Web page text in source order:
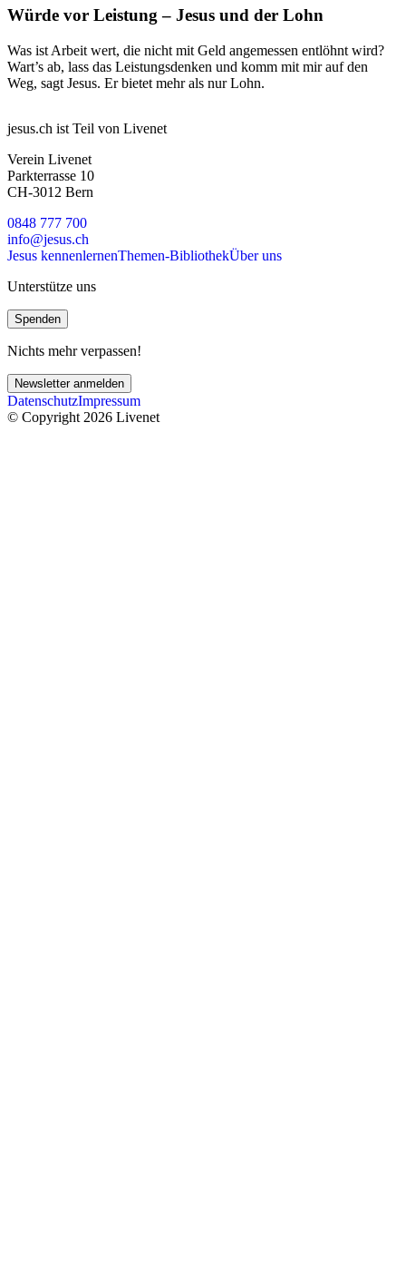
Würde vor Leistung – Jesus und der Lohn
Was ist Arbeit wert, die nicht mit Geld angemessen entlöhnt wird?
Wart’s ab, lass das Leistungsdenken und komm mit mir auf den
Weg, sagt Jesus. Er bietet mehr als nur Lohn.
jesus.ch ist Teil von Livenet
Verein Livenet
Parkterrasse 10
CH-3012 Bern
0848 777 700
info@jesus.ch
Jesus kennenlernenThemen-BibliothekÜber uns
Unterstütze uns
Spenden
Nichts mehr verpassen!
Newsletter anmelden
DatenschutzImpressum
© Copyright 2026 Livenet